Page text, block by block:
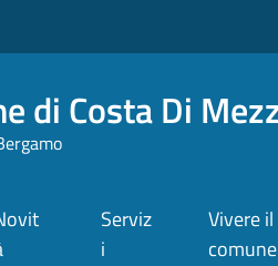
di Costa Di
Serviz
i
Vivere il
comune